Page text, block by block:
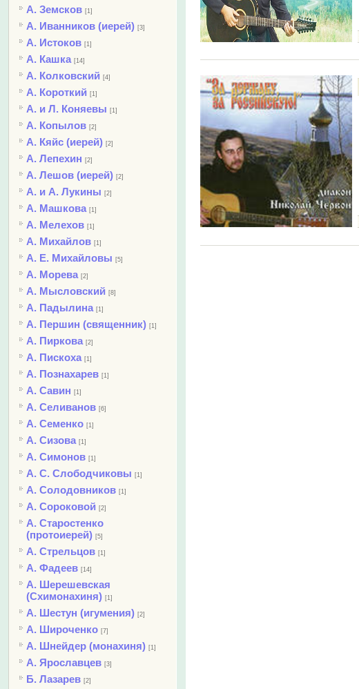
А. Земсков [1]
А. Иванников (иерей) [3]
А. Истоков [1]
А. Кашка [14]
А. Колковский [4]
А. Короткий [1]
А. и Л. Коняевы [1]
А. Копылов [2]
А. Кяйс (иерей) [2]
А. Лепехин [2]
А. Лешов (иерей) [2]
А. и А. Лукины [2]
А. Машкова [1]
А. Мелехов [1]
А. Михайлов [1]
А. Е. Михайловы [5]
А. Морева [2]
А. Мысловский [8]
А. Падылина [1]
А. Першин (священник) [1]
А. Пиркова [2]
А. Пискоха [1]
А. Познахарев [1]
А. Савин [1]
А. Селиванов [6]
А. Семенко [1]
А. Сизова [1]
А. Симонов [1]
А. С. Слободчиковы [1]
А. Солодовников [1]
А. Сороковой [2]
А. Старостенко
(протоиерей) [5]
А. Стрельцов [1]
А. Фадеев [14]
А. Шерешевская
(Схимонахиня) [1]
А. Шестун (игумения) [2]
А. Широченко [7]
А. Шнейдер (монахиня) [1]
А. Ярославцев [3]
Б. Лазарев [2]